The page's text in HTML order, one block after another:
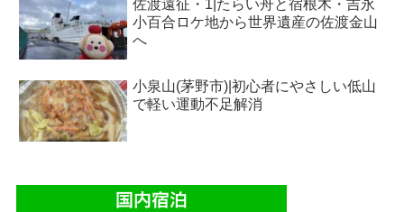
佐渡遠征・1|たらい舟と宿根木・吉永
小百合ロケ地から世界遺産の佐渡金山
へ
小泉山(茅野市)|初心者にやさしい低山
で軽い運動不足解消